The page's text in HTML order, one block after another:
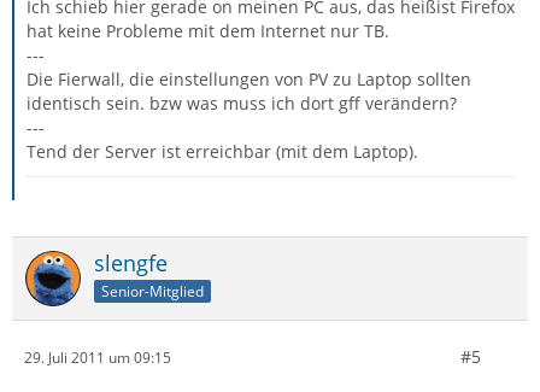
Ich schieb hier gerade on meinen PC aus, das heißist Firefox
hat keine Probleme mit dem Internet nur TB.
---
Die Fierwall, die einstellungen von PV zu Laptop sollten
identisch sein. bzw was muss ich dort gff verändern?
---
Tend der Server ist erreichbar (mit dem Laptop).
slengfe
Senior-Mitglied
29. Juli 2011 um 09:15 #5